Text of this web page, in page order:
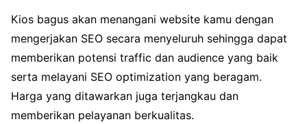
Kios bagus akan menangani website kamu dengan
mengerjakan SEO secara menyeluruh sehingga dapat
memberikan potensi traffic dan audience yang baik
serta melayani SEO optimization yang beragam.
Harga yang ditawarkan juga terjangkau dan
memberikan pelayanan berkualitas.